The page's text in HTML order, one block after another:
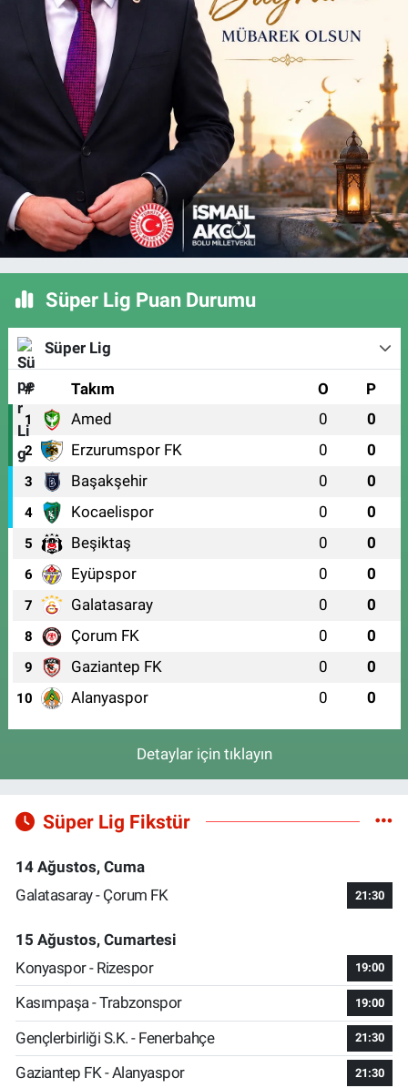
Süper Lig Puan Durumu
Süper Lig
# Takım O P
1 Amed 0 0
2 Erzurumspor FK 0 0
3 Başakşehir 0 0
4 Kocaelispor 0 0
5 Beşiktaş 0 0
6 Eyüpspor 0 0
7 Galatasaray 0 0
8 Çorum FK 0 0
9 Gaziantep FK 0 0
10 Alanyaspor 0 0
Detaylar için tıklayın
Süper Lig Fikstür
14 Ağustos, Cuma
Galatasaray - Çorum FK
21:30
15 Ağustos, Cumartesi
Konyaspor - Rizespor
19:00
Kasımpaşa - Trabzonspor 19:00
Gençlerbirliği S.K. - Fenerbahçe 21:30
Gaziantep FK - Alanyaspor 21:30